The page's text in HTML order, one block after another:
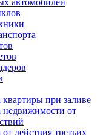
автомобилей
при заливе
от
действия третьих